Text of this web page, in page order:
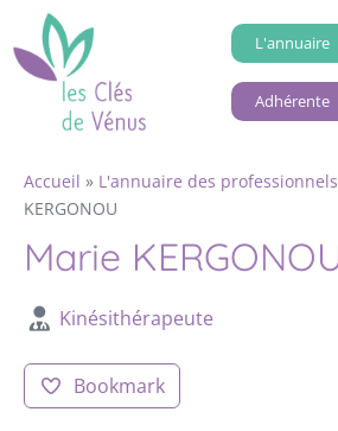
L'annuaire
Adhérente
Accueil » L'annuaire des
KERGONOU
Marie
Kinésithérapeute
Bookmark